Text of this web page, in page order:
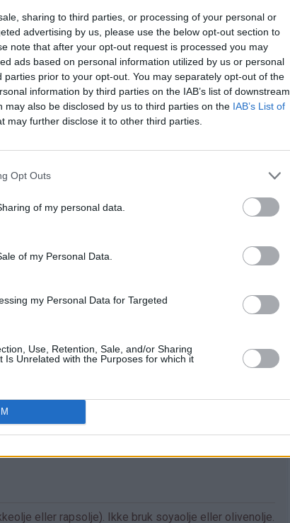
sharing to third parties, or processing of your personal or
advertising by us, please use the below opt-out section to
note that after your opt-out request is processed you may
ads based on personal information utilized by us or personal
parties prior to your opt-out. You may separately opt-out of the
information by third parties on the IAB’s list of downstream
may also be disclosed by us to third parties on the IAB’s List of
may further disclose it to other third parties.
Opt Outs
of my personal data.
of my Personal Data.
my Personal Data for Targeted
Use, Retention, Sale, and/or Sharing
Is Unrelated with the Purposes for which it
eller rapsolje). Ikke bruk soyaolje eller olivenolje.